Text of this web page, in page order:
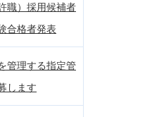
職）採用候補者
合格者発表
管理する指定管
します